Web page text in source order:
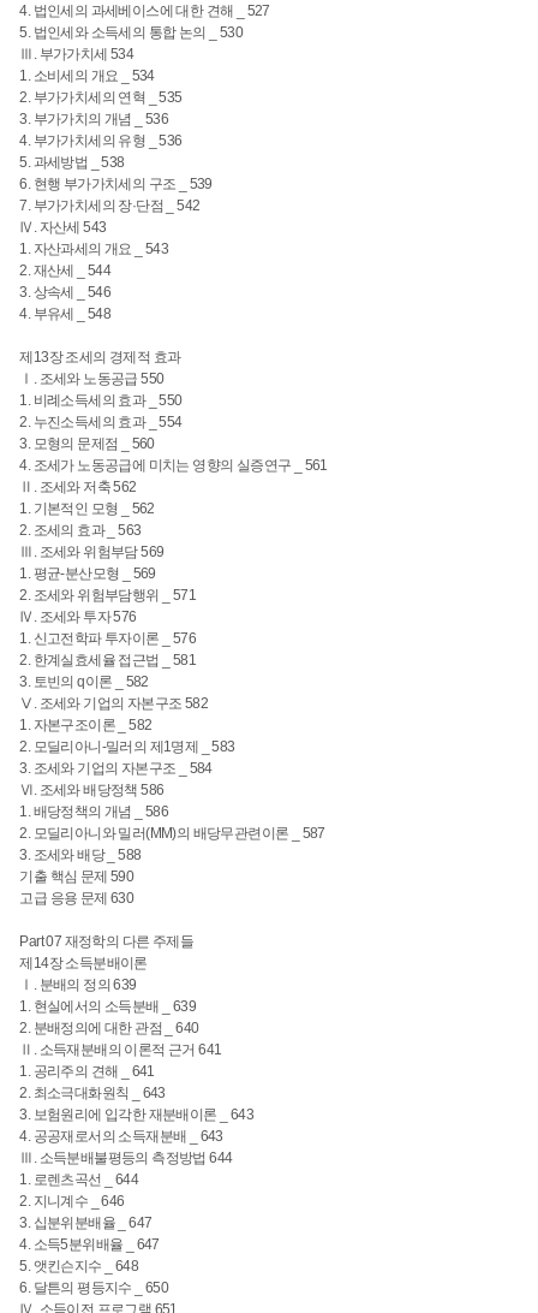
4. 법인세의 과세베이스에 대한 견해 _ 527
5. 법인세와 소득세의 통합 논의 _ 530
Ⅲ. 부가가치세 534
1. 소비세의 개요 _ 534
2. 부가가치세의 연혁 _ 535
3. 부가가치의 개념 _ 536
4. 부가가치세의 유형 _ 536
5. 과세방법 _ 538
6. 현행 부가가치세의 구조 _ 539
7. 부가가치세의 장·단점 _ 542
Ⅳ. 자산세 543
1. 자산과세의 개요 _ 543
2. 재산세 _ 544
3. 상속세 _ 546
4. 부유세 _ 548
제13장 조세의 경제적 효과
Ⅰ. 조세와 노동공급 550
1. 비례소득세의 효과 _ 550
2. 누진소득세의 효과 _ 554
3. 모형의 문제점 _ 560
4. 조세가 노동공급에 미치는 영향의 실증연구 _ 561
Ⅱ. 조세와 저축 562
1. 기본적인 모형 _ 562
2. 조세의 효과 _ 563
Ⅲ. 조세와 위험부담 569
1. 평균-분산모형 _ 569
2. 조세와 위험부담행위 _ 571
Ⅳ. 조세와 투자 576
1. 신고전학파 투자이론 _ 576
2. 한계실효세율 접근법 _ 581
3. 토빈의 q이론 _ 582
Ⅴ. 조세와 기업의 자본구조 582
1. 자본구조이론 _ 582
2. 모딜리아니-밀러의 제1명제 _ 583
3. 조세와 기업의 자본구조 _ 584
Ⅵ. 조세와 배당정책 586
1. 배당정책의 개념 _ 586
2. 모딜리아니와 밀러(MM)의 배당무관련이론 _ 587
3. 조세와 배당 _ 588
기출 핵심 문제 590
고급 응용 문제 630
Part 07 재정학의 다른 주제들
제14장 소득분배이론
Ⅰ. 분배의 정의 639
1. 현실에서의 소득분배 _ 639
2. 분배정의에 대한 관점 _ 640
Ⅱ. 소득재분배의 이론적 근거 641
1. 공리주의 견해 _ 641
2. 최소극대화원칙 _ 643
3. 보험원리에 입각한 재분배이론 _ 643
4. 공공재로서의 소득재분배 _ 643
Ⅲ. 소득분배불평등의 측정방법 644
1. 로렌츠곡선 _ 644
2. 지니계수 _ 646
3. 십분위분배율 _ 647
4. 소득5분위배율 _ 647
5. 앳킨슨지수 _ 648
6. 달튼의 평등지수 _ 650
Ⅳ. 소득이전 프로그램 651